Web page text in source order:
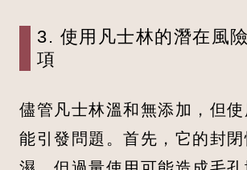
3. 使用凡士林的潛在風
項
儘管凡士林溫和無添加，但
能引發問題。首先，它的封